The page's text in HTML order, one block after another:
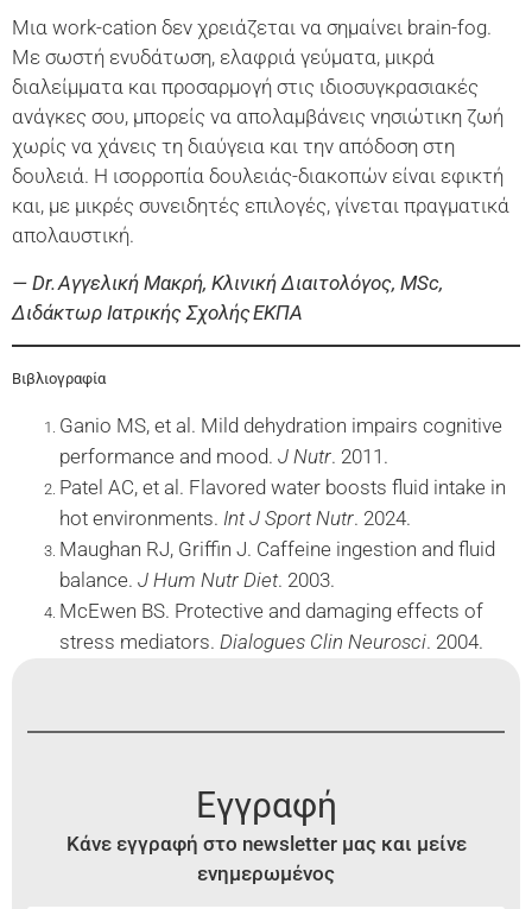
Μια work-cation δεν χρειάζεται να σημαίνει brain-fog.
Με σωστή ενυδάτωση, ελαφριά γεύματα, μικρά
διαλείμματα και προσαρμογή στις ιδιοσυγκρασιακές
ανάγκες σου, μπορείς να απολαμβάνεις νησιώτικη ζωή
χωρίς να χάνεις τη διαύγεια και την απόδοση στη
δουλειά. Η ισορροπία δουλειάς-διακοπών είναι εφικτή
και, με μικρές συνειδητές επιλογές, γίνεται πραγματικά
απολαυστική.
— Dr. Αγγελική Μακρή, Κλινική Διαιτολόγος, MSc,
Διδάκτωρ Ιατρικής Σχολής ΕΚΠΑ
Βιβλιογραφία
Ganio MS, et al. Mild dehydration impairs cognitive
performance and mood. J Nutr. 2011.
Patel AC, et al. Flavored water boosts fluid intake in
hot environments. Int J Sport Nutr. 2024.
Maughan RJ, Griffin J. Caffeine ingestion and fluid
balance. J Hum Nutr Diet. 2003.
McEwen BS. Protective and damaging effects of
stress mediators. Dialogues Clin Neurosci. 2004.
Εγγραφή
Κάνε εγγραφή στο newsletter μας και μείνε
ενημερωμένος